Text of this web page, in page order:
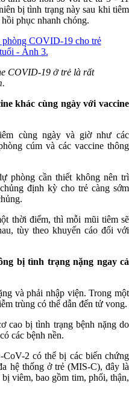
bị tình trạng này sau khi tiêm
phục nhanh chóng.
COVID-19 ở trẻ là rất
khác cùng ngày với vaccine
cùng ngày và giờ như các
cúm và các vaccine thông
phòng cần thiết không nên trì
định kỳ cho trẻ càng sớm
thời điểm, thì mỗi mũi tiêm sẽ
tùy theo khuyến cáo đối với
bị tình trạng nặng ngay cả
và phải nhập viện. Trong một
trùng có thể dẫn đến tử vong.
cao bị tình trạng bệnh nặng do
các bệnh nền.
2 có thể bị các biến chứng
hệ thống ở trẻ (MIS-C), đây là
viêm, bao gồm tim, phổi, thận,